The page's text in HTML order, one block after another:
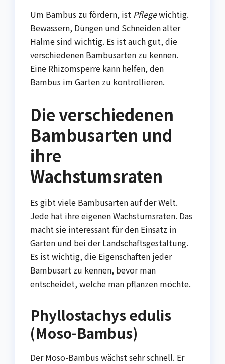
Um Bambus zu fördern, ist Pflegewichtig.
Bewässern, Düngen und Schneiden alter
Halme sind wichtig. Es ist auch gut, die
verschiedenen Bambusarten zu kennen.
Eine Rhizomsperre kann helfen, den
Bambus im Garten zu kontrollieren.
Die verschiedenen
Bambusarten und
ihre
Wachstumsraten
Es gibt viele Bambusarten auf der Welt.
Jede hat ihre eigenen Wachstumsraten. Das
macht sie interessant für den Einsatz in
Gärten und bei der Landschaftsgestaltung.
Es ist wichtig, die Eigenschaften jeder
Bambusart zu kennen, bevor man
entscheidet, welche man pflanzen möchte.
Phyllostachys edulis
(Moso-Bambus)
Der Moso-Bambus wächst sehr schnell. Er